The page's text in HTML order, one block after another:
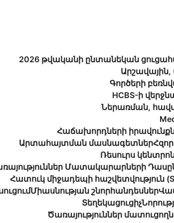
2026 թվականի ընտանեկան
Արշավային,
Գործերի
HCBS-ի
Ներառման,
Հաճախորդների
Արտահայտման մասնագետներ
Ռեսուրս
Մատակարարների
Հատուկ միջադեպի հաշվետվություն
Միասնության շնորհանդեսներ
Տեղեկացուցիչ
Ծառայություններ